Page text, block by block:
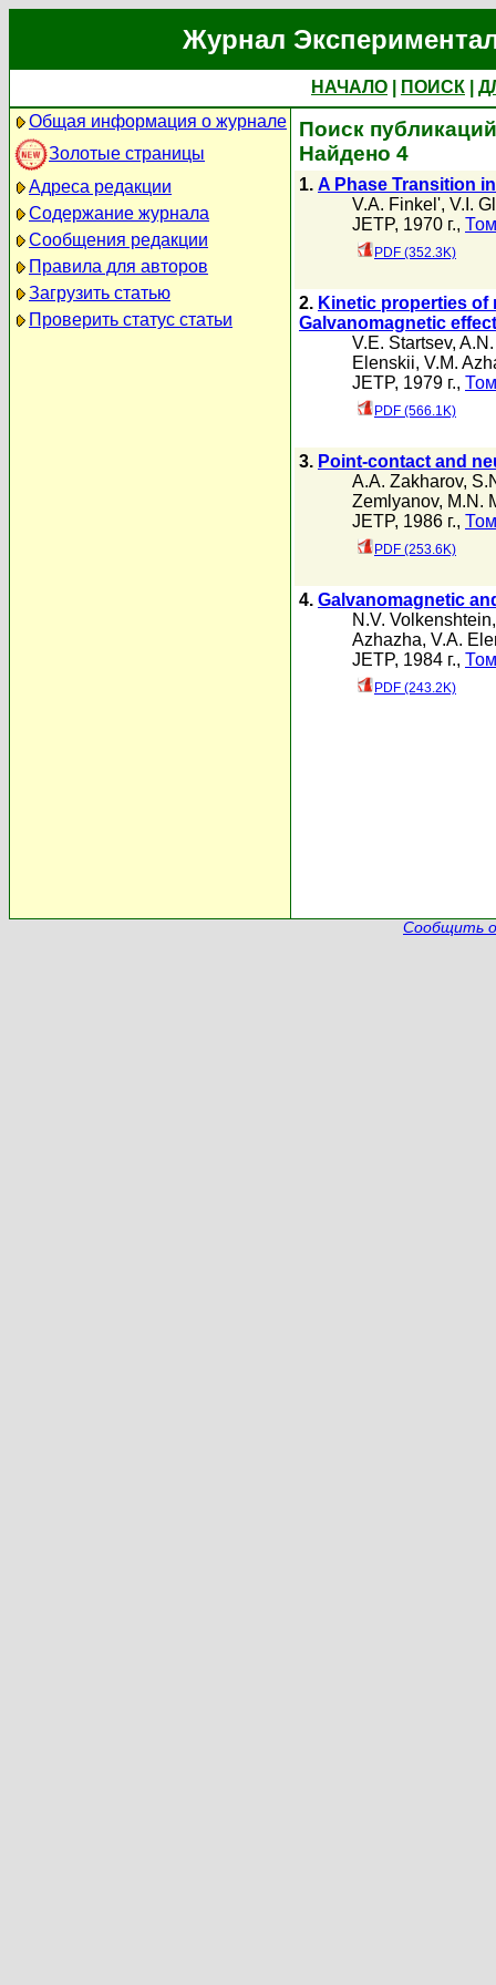
Журнал
НАЧАЛО ПОИСК
Общая информация о журнале
Золотые страницы
Адреса редакции
Содержание журнала
Сообщения редакции
Правила для авторов
Загрузить статью
Проверить статус статьи
Поиск
Найдено 4
1. A Phase Transition
V.A. Finkel', V.I.
JETP, 1970 г.,
PDF (352.3K)
2. Kinetic properties
Galvanomagnetic
V.E. Startsev,
Elenskii, V.M.
JETP, 1979 г.,
PDF (566.1K)
3. Point-contact and
A.A. Zakharov,
Zemlyanov, M.N.
JETP, 1986 г.,
PDF (253.6K)
4. Galvanomagnetic
N.V. Volkenshtein
Azhazha, V.A.
JETP, 1984 г.,
PDF (243.2K)
Сообщить о